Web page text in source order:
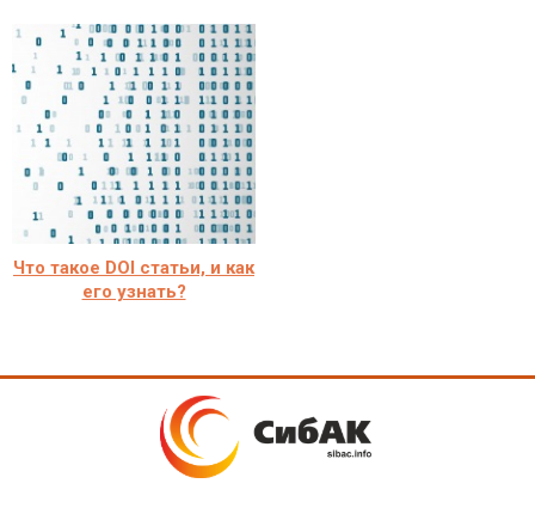
Что такое DOI статьи, и как
его узнать?